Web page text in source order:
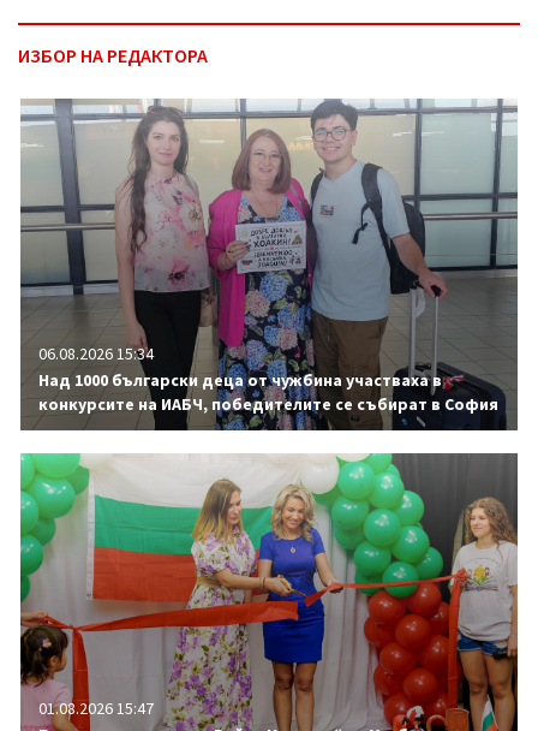
ИЗБОР НА РЕДАКТОРА
06.08.2026 15:34
Над 1000 български деца от чужбина участваха в
конкурсите на ИАБЧ, победителите се събират в София
01.08.2026 15:47